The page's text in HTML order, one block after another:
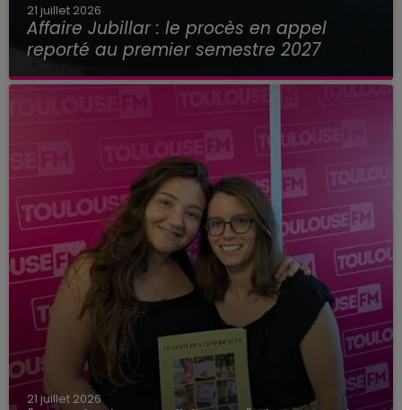
21 juillet 2026
Affaire Jubillar : le procès en appel
reporté au premier semestre 2027
21 juillet 2026